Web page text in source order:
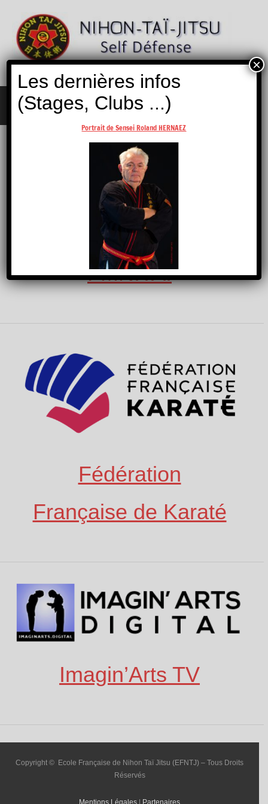
contenu
Jitsu
Défense
MENU
Nos Partenaires
FMNITAI
Fédération
Française de Karaté
Imagin’Arts TV
Copyright © Ecole Française de Nihon Taï Jitsu (EFNTJ) – Tous Droits
Réservés
Les dernières infos
(Stages, Clubs ...)
Portrait de Sensei Roland HERNAEZ
×